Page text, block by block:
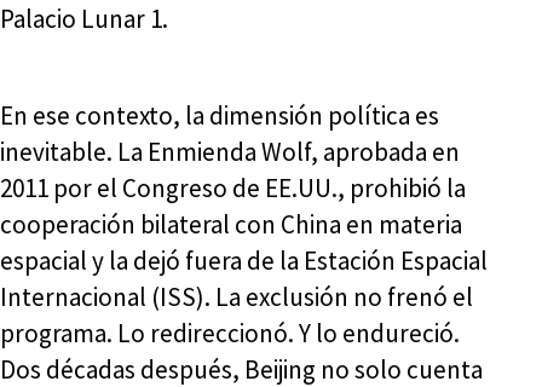
Palacio Lunar 1.
En ese contexto, la dimensión política es
inevitable. La Enmienda Wolf, aprobada en
2011 por el Congreso de EE.UU., prohibió la
cooperación bilateral con China en materia
espacial y la dejó fuera de la Estación Espacial
Internacional (ISS). La exclusión no frenó el
programa. Lo redireccionó. Y lo endureció.
Dos décadas después, Beijing no solo cuenta